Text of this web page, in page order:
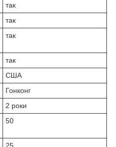
так
так
так
так
США
Гонконг
2 роки
50
25